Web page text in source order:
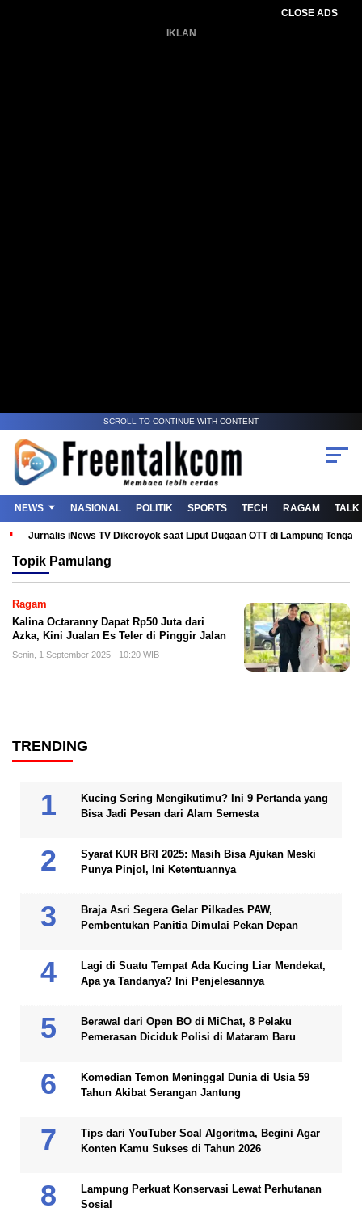
CLOSE ADS
IKLAN
SCROLL TO CONTINUE WITH CONTENT
NEWS NASIONAL POLITIK SPORTS TECH RAGAM TALK
Jurnalis iNews TV Dikeroyok saat Liput Dugaan OTT di Lampung
Topik Pamulang
Ragam
Kalina Octaranny Dapat Rp50 Juta dari
Azka, Kini Jualan Es Teler di Pinggir Jalan
Senin, 1 September 2025 - 10:20 WIB
TRENDING
Kucing Sering Mengikutimu? Ini 9 Pertanda yang
Bisa Jadi Pesan dari Alam Semesta
Syarat KUR BRI 2025: Masih Bisa Ajukan Meski
Punya Pinjol, Ini Ketentuannya
Braja Asri Segera Gelar Pilkades PAW,
Pembentukan Panitia Dimulai Pekan Depan
Lagi di Suatu Tempat Ada Kucing Liar Mendekat,
Apa ya Tandanya? Ini Penjelesannya
Berawal dari Open BO di MiChat, 8 Pelaku
Pemerasan Diciduk Polisi di Mataram Baru
Komedian Temon Meninggal Dunia di Usia 59
Tahun Akibat Serangan Jantung
Tips dari YouTuber Soal Algoritma, Begini Agar
Konten Kamu Sukses di Tahun 2026
Lampung Perkuat Konservasi Lewat Perhutanan
Sosial